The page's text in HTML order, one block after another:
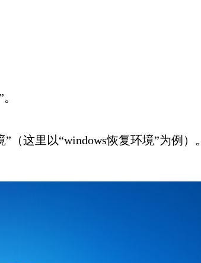
（这里以“windows恢复环境”为例）。